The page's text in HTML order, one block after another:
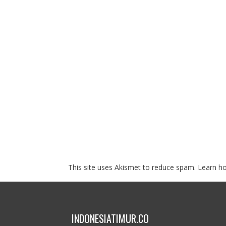
This site uses Akismet to reduce spam. Learn
INDONESIATIMUR.CO